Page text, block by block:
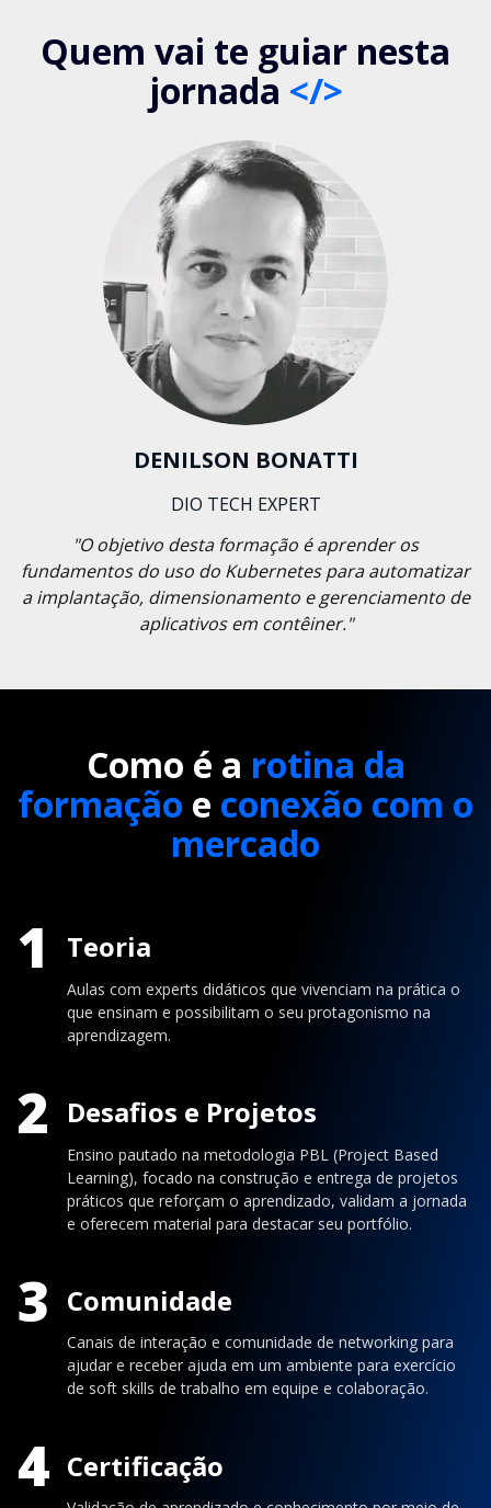
Quem vai te guiar nesta
jornada </>
DENILSON BONATTI
DIO TECH EXPERT
"O objetivo desta formação é aprender os
fundamentos do uso do Kubernetes para automatizar
a implantação, dimensionamento e gerenciamento de
aplicativos em contêiner."
Como é a rotina da
formação e conexão com o
mercado
1 Teoria
Aulas com experts didáticos que vivenciam na prática o
que ensinam e possibilitam o seu protagonismo na
aprendizagem.
2 Desafios e Projetos
Ensino pautado na metodologia PBL (Project Based
Learning), focado na construção e entrega de projetos
práticos que reforçam o aprendizado, validam a jornada
e oferecem material para destacar seu portfólio.
3 Comunidade
Canais de interação e comunidade de networking para
ajudar e receber ajuda em um ambiente para exercício
de soft skills de trabalho em equipe e colaboração.
4 Certificação